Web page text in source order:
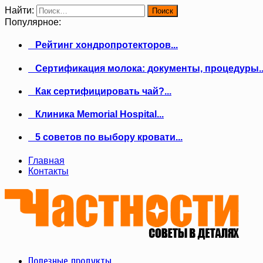
Найти:
Популярное:
Рейтинг хондропротекторов...
Сертификация молока: документы,
Как сертифицировать чай?...
Клиника Memorial Hospital...
5 советов по выбору кровати...
Главная
Контакты